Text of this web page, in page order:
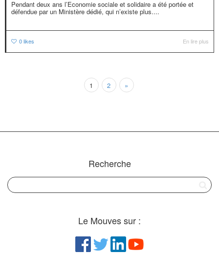
Pendant deux ans l’Economie sociale et solidaire a été portée et
défendue par un Ministère dédié, qui n’existe plus....
0likes En lire plus
1 2 »
Recherche
Le Mouves sur :